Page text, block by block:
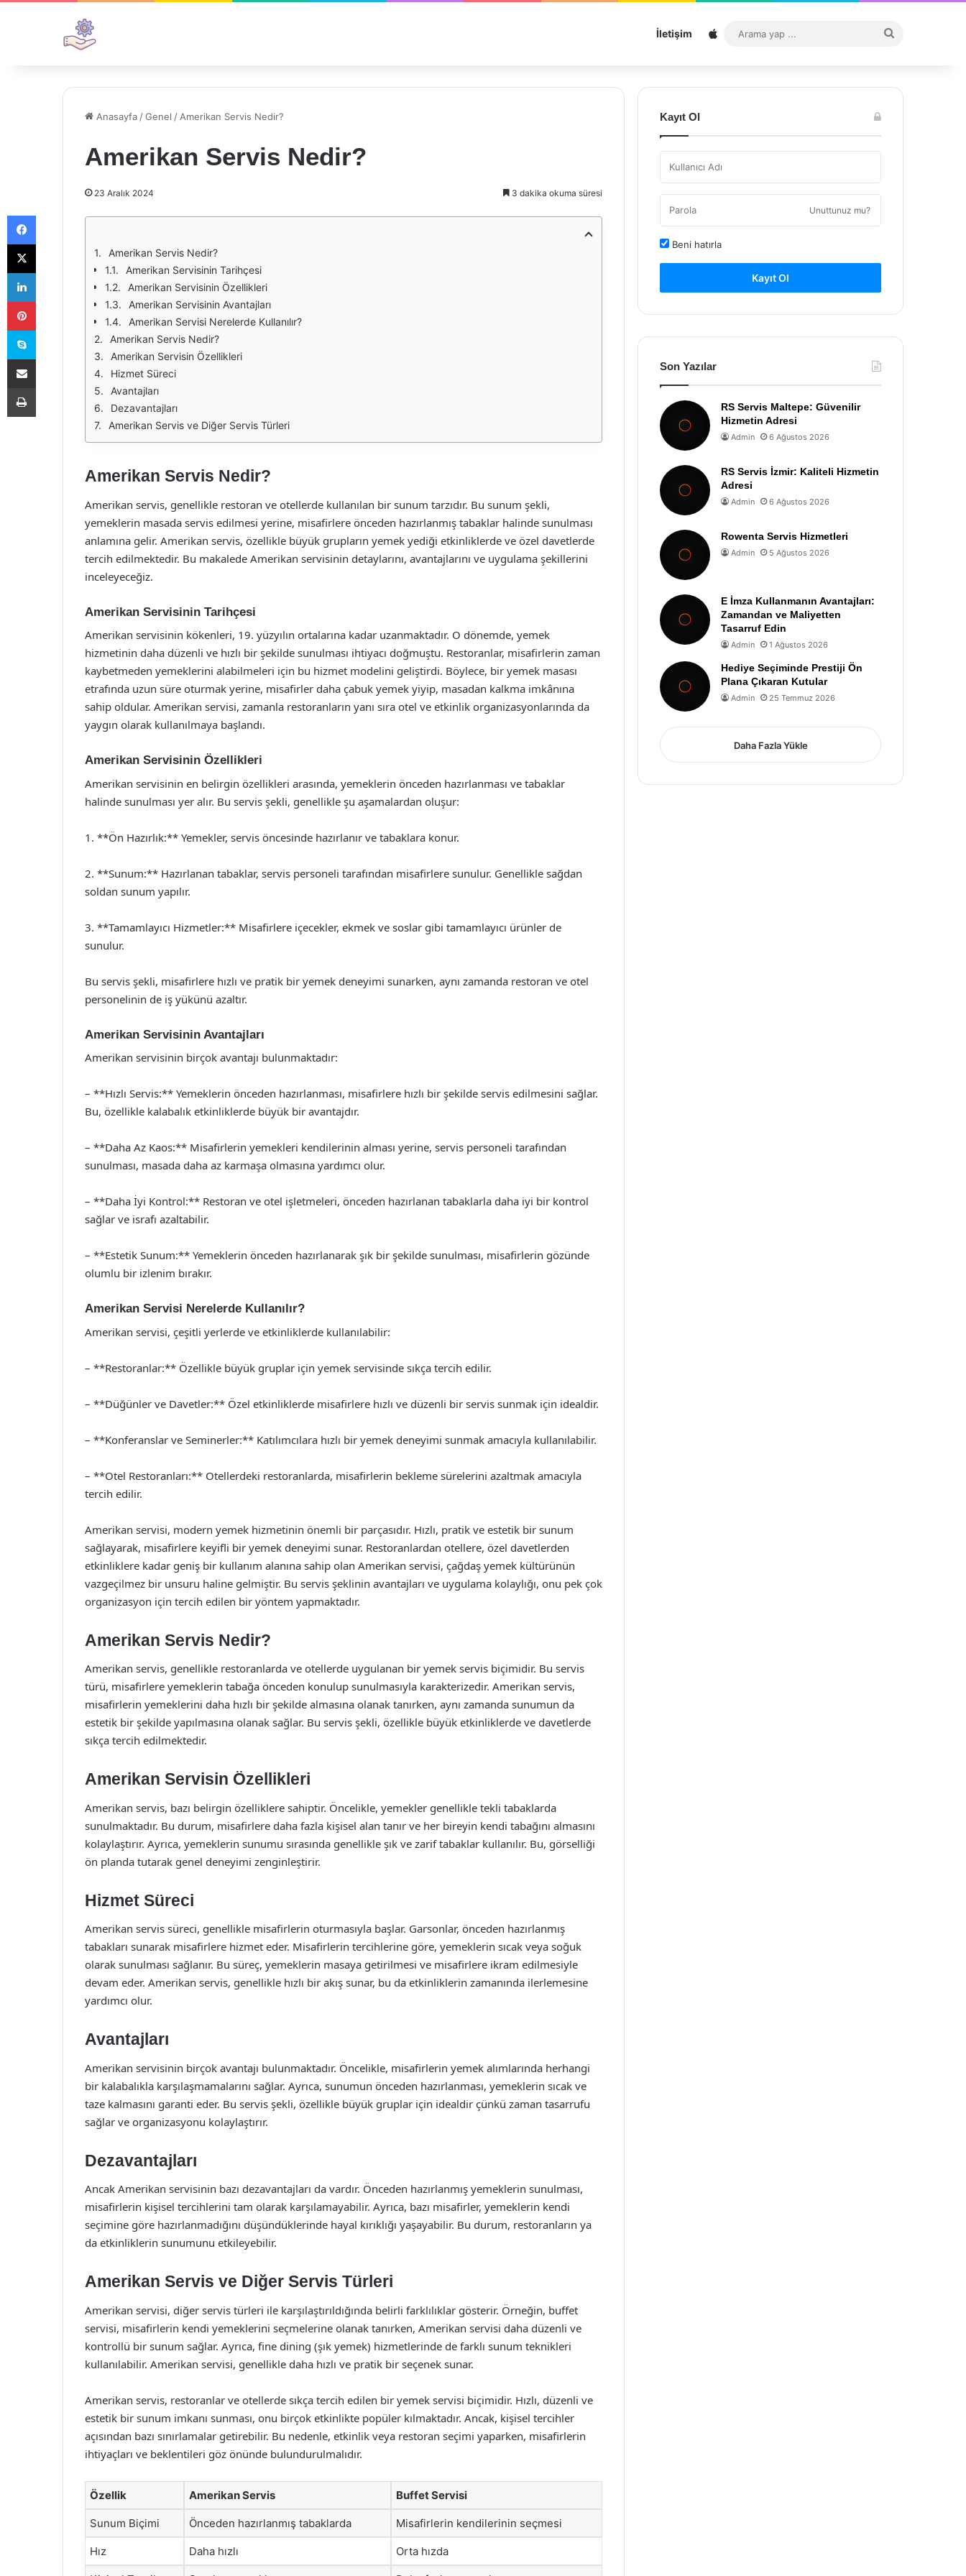
İletişim Sitemap
...
Anasayfa /Genel / Amerikan Servis Nedir?
Amerikan Servis Nedir?
23 Aralık 2024 3 dakika okuma süresi
Amerikan Servis Nedir?
Amerikan Servisinin Tarihçesi
Amerikan Servisinin Özellikleri
Amerikan Servisinin Avantajları
Amerikan Servisi Nerelerde Kullanılır?
Amerikan Servis Nedir?
Amerikan Servisin Özellikleri
Hizmet Süreci
Avantajları
Dezavantajları
Amerikan Servis ve Diğer Servis Türleri
Amerikan Servis Nedir?
Amerikan servis, genellikle restoran ve otellerde kullanılan bir sunum tarzıdır. Bu sunum şekli,
yemeklerin masada servis edilmesi yerine, misafirlere önceden hazırlanmış tabaklar halinde sunulması
anlamına gelir. Amerikan servis, özellikle büyük grupların yemek yediği etkinliklerde ve özel davetlerde
tercih edilmektedir. Bu makalede Amerikan servisinin detaylarını, avantajlarını ve uygulama şekillerini
inceleyeceğiz.
Amerikan Servisinin Tarihçesi
Amerikan servisinin kökenleri, 19. yüzyılın ortalarına kadar uzanmaktadır. O dönemde, yemek
hizmetinin daha düzenli ve hızlı bir şekilde sunulması ihtiyacı doğmuştu. Restoranlar, misafirlerin zaman
kaybetmeden yemeklerini alabilmeleri için bu hizmet modelini geliştirdi. Böylece, bir yemek masası
etrafında uzun süre oturmak yerine, misafirler daha çabuk yemek yiyip, masadan kalkma imkânına
sahip oldular. Amerikan servisi, zamanla restoranların yanı sıra otel ve etkinlik organizasyonlarında da
yaygın olarak kullanılmaya başlandı.
Amerikan Servisinin Özellikleri
Amerikan servisinin en belirgin özellikleri arasında, yemeklerin önceden hazırlanması ve tabaklar
halinde sunulması yer alır. Bu servis şekli, genellikle şu aşamalardan oluşur:
1. **Ön Hazırlık:** Yemekler, servis öncesinde hazırlanır ve tabaklara konur.
2. **Sunum:** Hazırlanan tabaklar, servis personeli tarafından misafirlere sunulur. Genellikle sağdan
soldan sunum yapılır.
3. **Tamamlayıcı Hizmetler:** Misafirlere içecekler, ekmek ve soslar gibi tamamlayıcı ürünler de
sunulur.
Bu servis şekli, misafirlere hızlı ve pratik bir yemek deneyimi sunarken, aynı zamanda restoran ve otel
personelinin de iş yükünü azaltır.
Amerikan Servisinin Avantajları
Amerikan servisinin birçok avantajı bulunmaktadır:
– **Hızlı Servis:** Yemeklerin önceden hazırlanması, misafirlere hızlı bir şekilde servis edilmesini sağlar.
Bu, özellikle kalabalık etkinliklerde büyük bir avantajdır.
– **Daha Az Kaos:** Misafirlerin yemekleri kendilerinin alması yerine, servis personeli tarafından
sunulması, masada daha az karmaşa olmasına yardımcı olur.
– **Daha İyi Kontrol:** Restoran ve otel işletmeleri, önceden hazırlanan tabaklarla daha iyi bir kontrol
sağlar ve israfı azaltabilir.
– **Estetik Sunum:** Yemeklerin önceden hazırlanarak şık bir şekilde sunulması, misafirlerin gözünde
olumlu bir izlenim bırakır.
Amerikan Servisi Nerelerde Kullanılır?
Amerikan servisi, çeşitli yerlerde ve etkinliklerde kullanılabilir:
– **Restoranlar:** Özellikle büyük gruplar için yemek servisinde sıkça tercih edilir.
– **Düğünler ve Davetler:** Özel etkinliklerde misafirlere hızlı ve düzenli bir servis sunmak için idealdir.
– **Konferanslar ve Seminerler:** Katılımcılara hızlı bir yemek deneyimi sunmak amacıyla kullanılabilir.
– **Otel Restoranları:** Otellerdeki restoranlarda, misafirlerin bekleme sürelerini azaltmak amacıyla
tercih edilir.
Amerikan servisi, modern yemek hizmetinin önemli bir parçasıdır. Hızlı, pratik ve estetik bir sunum
sağlayarak, misafirlere keyifli bir yemek deneyimi sunar. Restoranlardan otellere, özel davetlerden
etkinliklere kadar geniş bir kullanım alanına sahip olan Amerikan servisi, çağdaş yemek kültürünün
vazgeçilmez bir unsuru haline gelmiştir. Bu servis şeklinin avantajları ve uygulama kolaylığı, onu pek çok
organizasyon için tercih edilen bir yöntem yapmaktadır.
Amerikan Servis Nedir?
Amerikan servis, genellikle restoranlarda ve otellerde uygulanan bir yemek servis biçimidir. Bu servis
türü, misafirlere yemeklerin tabağa önceden konulup sunulmasıyla karakterizedir. Amerikan servis,
misafirlerin yemeklerini daha hızlı bir şekilde almasına olanak tanırken, aynı zamanda sunumun da
estetik bir şekilde yapılmasına olanak sağlar. Bu servis şekli, özellikle büyük etkinliklerde ve davetlerde
sıkça tercih edilmektedir.
Amerikan Servisin Özellikleri
Amerikan servis, bazı belirgin özelliklere sahiptir. Öncelikle, yemekler genellikle tekli tabaklarda
sunulmaktadır. Bu durum, misafirlere daha fazla kişisel alan tanır ve her bireyin kendi tabağını almasını
kolaylaştırır. Ayrıca, yemeklerin sunumu sırasında genellikle şık ve zarif tabaklar kullanılır. Bu, görselliği
ön planda tutarak genel deneyimi zenginleştirir.
Hizmet Süreci
Amerikan servis süreci, genellikle misafirlerin oturmasıyla başlar. Garsonlar, önceden hazırlanmış
tabakları sunarak misafirlere hizmet eder. Misafirlerin tercihlerine göre, yemeklerin sıcak veya soğuk
olarak sunulması sağlanır. Bu süreç, yemeklerin masaya getirilmesi ve misafirlere ikram edilmesiyle
devam eder. Amerikan servis, genellikle hızlı bir akış sunar, bu da etkinliklerin zamanında ilerlemesine
yardımcı olur.
Avantajları
Amerikan servisinin birçok avantajı bulunmaktadır. Öncelikle, misafirlerin yemek alımlarında herhangi
bir kalabalıkla karşılaşmamalarını sağlar. Ayrıca, sunumun önceden hazırlanması, yemeklerin sıcak ve
taze kalmasını garanti eder. Bu servis şekli, özellikle büyük gruplar için idealdir çünkü zaman tasarrufu
sağlar ve organizasyonu kolaylaştırır.
Dezavantajları
Ancak Amerikan servisinin bazı dezavantajları da vardır. Önceden hazırlanmış yemeklerin sunulması,
misafirlerin kişisel tercihlerini tam olarak karşılamayabilir. Ayrıca, bazı misafirler, yemeklerin kendi
seçimine göre hazırlanmadığını düşündüklerinde hayal kırıklığı yaşayabilir. Bu durum, restoranların ya
da etkinliklerin sunumunu etkileyebilir.
Amerikan Servis ve Diğer Servis Türleri
Amerikan servisi, diğer servis türleri ile karşılaştırıldığında belirli farklılıklar gösterir. Örneğin, buffet
servisi, misafirlerin kendi yemeklerini seçmelerine olanak tanırken, Amerikan servisi daha düzenli ve
kontrollü bir sunum sağlar. Ayrıca, fine dining (şık yemek) hizmetlerinde de farklı sunum teknikleri
kullanılabilir. Amerikan servisi, genellikle daha hızlı ve pratik bir seçenek sunar.
Amerikan servis, restoranlar ve otellerde sıkça tercih edilen bir yemek servisi biçimidir. Hızlı, düzenli ve
estetik bir sunum imkanı sunması, onu birçok etkinlikte popüler kılmaktadır. Ancak, kişisel tercihler
açısından bazı sınırlamalar getirebilir. Bu nedenle, etkinlik veya restoran seçimi yaparken, misafirlerin
ihtiyaçları ve beklentileri göz önünde bulundurulmalıdır.
Özellik Amerikan Servis Buffet Servisi
Sunum Biçimi Önceden hazırlanmış tabaklarda Misafirlerin kendilerinin seçmesi
Hız Daha hızlı Orta hızda
Kayıt Ol
Unuttunuz mu?
Beni hatırla
Kayıt Ol
Son Yazılar
RS Servis Maltepe: Güvenilir
Hizmetin Adresi
Admin 6 Ağustos 2026
RS Servis İzmir: Kaliteli Hizmetin
Adresi
Admin 6 Ağustos 2026
Rowenta Servis Hizmetleri
Admin 5 Ağustos 2026
E İmza Kullanmanın Avantajları:
Zamandan ve Maliyetten
Tasarruf Edin
Admin 1 Ağustos 2026
Hediye Seçiminde Prestiji Ön
Plana Çıkaran Kutular
Admin 25 Temmuz 2026
Daha Fazla Yükle
Facebook
X
LinkedIn
Pinterest
Skype
E-Posta ile paylaş